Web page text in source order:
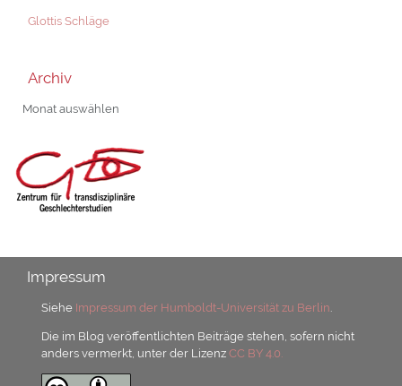
Glottis Schläge
Archiv
Archiv
Impressum
Siehe Impressum der Humboldt-Universität zu Berlin.
Die im Blog veröffentlichten Beiträge stehen, sofern nicht
anders vermerkt, unter der LizenzCC BY 4.0.